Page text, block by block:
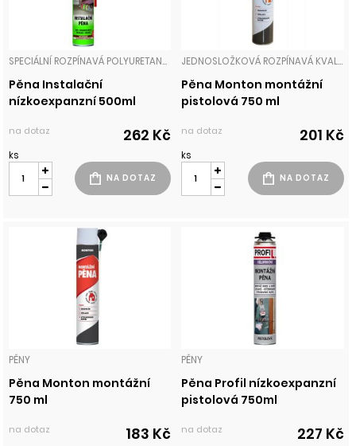
SPECIÁLNÍ ROZPÍNAVÁ POLYURETANOVÁ PĚNA URČENÁ K VYPLŇOVÁNÍ STAVEBNÍCH SPÁR S NÁROKY NA VYSOKOU VYDATNOST PĚNY A PŘESNOST APLIKACE. DÍKY UNIKÁTNÍMU SOUDAL MEGA ADAPTÉRU DISPONUJE VYSOKOU EFEKTIVNÍ VYDATNOSTÍ AŽ +75 % PROTI BĚŽNÝM PU PĚNÁM. V PRŮBĚHU VYTVRZ PĚNY
Pěna Instalační
nízkoexpanzní 500ml
na dotaz 262 Kč
ks
JEDNOSLOŽKOVÁ ROZPÍNAVÁ KVALITNÍ POYURETANOVÁ PĚNA SE ZVÝŠENOU VYDATNOSTÍ PĚNY
Pěna Monton montážní
pistolová 750 ml
na dotaz 201 Kč
ks
PĚNY
Pěna Monton montážní
750 ml
na dotaz 183 Kč
PĚNY
Pěna Profil nízkoexpanzní
pistolová 750ml
na dotaz 227 Kč